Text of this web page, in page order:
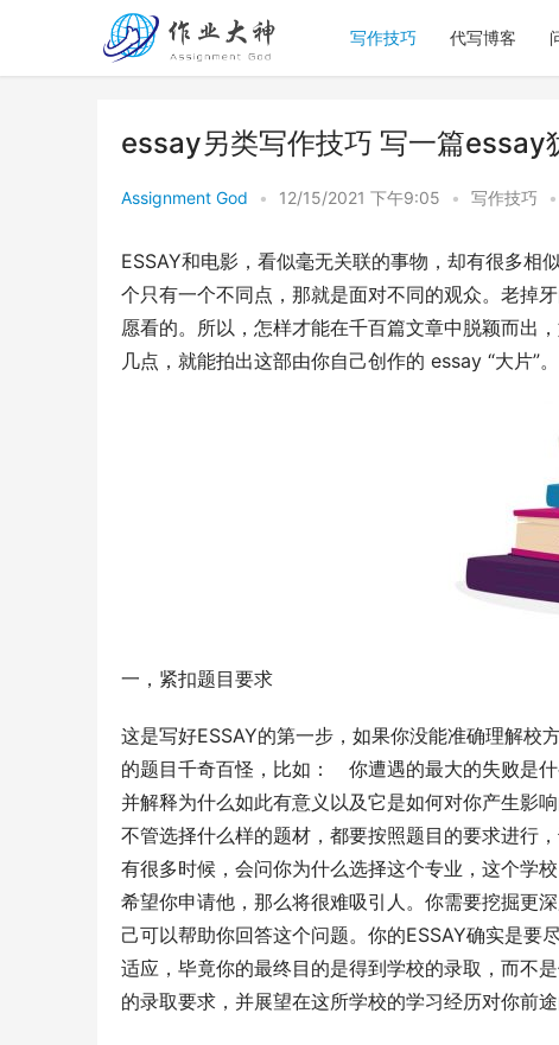
写作技巧 代写博客
essay另类写作技巧 写一篇essay
Assignment God • 12/15/2021 下午9:05 • 写作技巧 •
ESSAY和电影，看似毫无关联的事物，却有很多相
个只有一个不同点，那就是面对不同的观众。老掉
愿看的。所以，怎样才能在千百篇文章中脱颖而出
几点，就能拍出这部由你自己创作的 essay “大片”。
一，紧扣题目要求
这是写好ESSAY的第一步，如果你没能准确理解校
的题目千奇百怪，比如：　你遭遇的最大的失败是
并解释为什么如此有意义以及它是如何对你产生影
不管选择什么样的题材，都要按照题目的要求进行，
有很多时候，会问你为什么选择这个专业，这个学
希望你申请他，那么将很难吸引人。你需要挖掘更
己可以帮助你回答这个问题。你的ESSAY确实是要
适应，毕竟你的最终目的是得到学校的录取，而不
的录取要求，并展望在这所学校的学习经历对你前途